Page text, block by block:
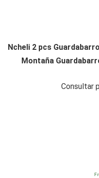
Ncheli 2 pcs
Montaña
Consultar